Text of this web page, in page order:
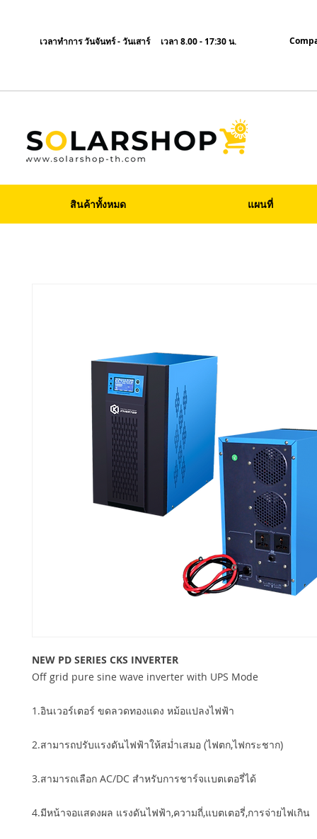
เวลาทำการ วันจันทร์ - วันเสาร์ เวลา 8.00 - 17:30 น.
NEW PD SERIES CKS INVERTER
Off grid pure sine wave inverter with UPS Mode
1.อินเวอร์เตอร์ ขดลวดทองแดง หม้อแปลงไฟฟ้า
2.สามารถปรับแรงดันไฟฟ้าให้สม่ำเสมอ (ไฟตก,ไฟกระชาก)
3.สามารถเลือก AC/DC สำหรับการชาร์จเเบตเตอรี่ได้
4.มีหน้าจอแสดงผล แรงดันไฟฟ้า,ความถี่,แบตเตอรี่,การจ่ายไฟเกิน
สินค้าทั้งหมด แผนที่